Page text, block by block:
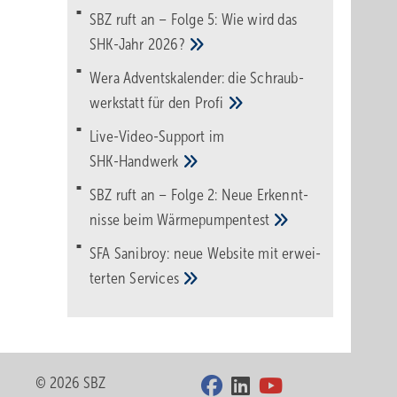
SBZ ruft an – Folge 5: Wie wird das
SHK-Jahr 2026?
Wera Adventskalender: die Schraub­
werk­statt für den Pro­fi
Live-Video-Support im
SHK-Handwerk
SBZ ruft an – Folge 2: Neue Erkennt­
nisse beimWärme­pumpen­test
SFA Sanibroy: neue Web­site mit erwei­
tertenServices
© 2026 SBZ